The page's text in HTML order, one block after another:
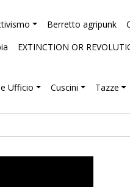
Berretto agripunk
EXTINCTION OR
Ufficio Cuscini Tazze